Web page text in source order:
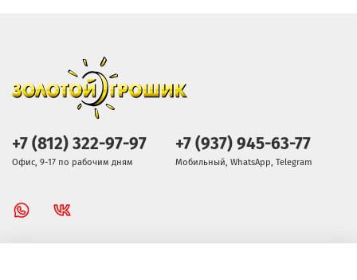
+7 (812) 322-97-97
Офис, 9-17 по рабочим дням
+7 (937) 945-63-77
Мобильный, WhatsApp, Telegram